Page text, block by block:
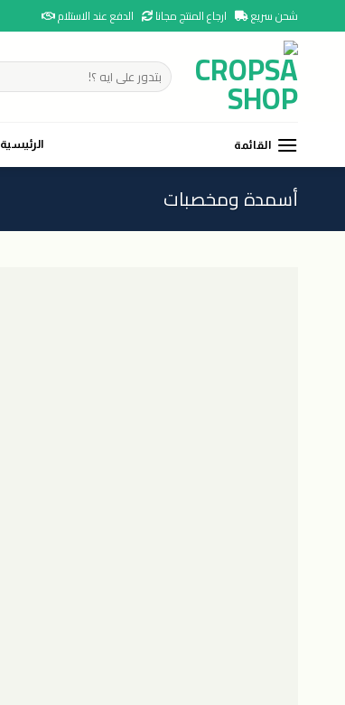
to
content
شحن سريع ارجاع المنتج مجانا الدفع عند الاستلام
البحث
عن:
القائمة الرئيسية
أسمدة ومخصبات